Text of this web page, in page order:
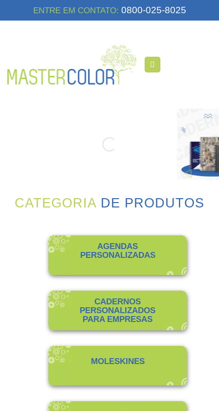
ENTRE EM CONTATO: 0800-025-8025
CATEGORIA DE PRODUTOS
AGENDAS
PERSONALIZADAS
CADERNOS
PERSONALIZADOS
PARA EMPRESAS
MOLESKINES